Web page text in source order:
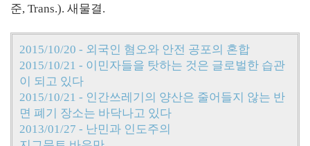
준, Trans.). 새물결.
2015/10/20 - 외국인 혐오와 안전 공포의 혼합
2015/10/21 - 이민자들을 탓하는 것은 글로벌한 습관
이 되고 있다
2015/10/21 - 인간쓰레기의 양산은 줄어들지 않는 반
면 폐기 장소는 바닥나고 있다
2013/01/27 - 난민과 인도주의